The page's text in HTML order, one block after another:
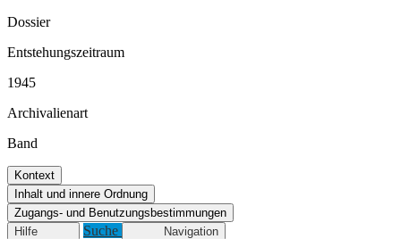
Dossier
Entstehungszeitraum
1945
Archivalienart
Band
Kontext
Inhalt und innere Ordnung
Zugangs- und Benutzungsbestimmungen
Hilfe
Suche Navigation